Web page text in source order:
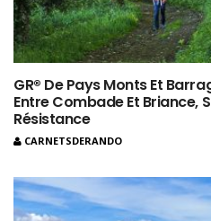
GR® De Pays Monts Et
Entre Combade Et Briance,
Résistance
CARNETSDERANDO